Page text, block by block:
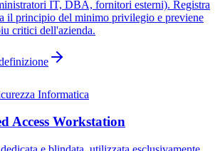
IT, DBA, fornitori esterni). Registra
il principio del minimo privilegio e previene
critici dell'azienda.
Informatica
Access Workstation